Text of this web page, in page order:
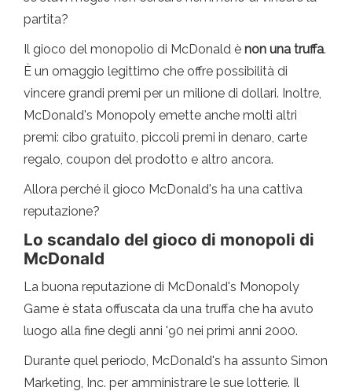
partita?
Il gioco del monopolio di McDonald è non una truffa.
È un omaggio legittimo che offre possibilità di
vincere grandi premi per un milione di dollari. Inoltre,
McDonald's Monopoly emette anche molti altri
premi: cibo gratuito, piccoli premi in denaro, carte
regalo, coupon del prodotto e altro ancora.
Allora perché il gioco McDonald's ha una cattiva
reputazione?
Lo scandalo del gioco di monopoli di
McDonald
La buona reputazione di McDonald's Monopoly
Game è stata offuscata da una truffa che ha avuto
luogo alla fine degli anni '90 nei primi anni 2000.
Durante quel periodo, McDonald's ha assunto Simon
Marketing, Inc. per amministrare le sue lotterie. Il